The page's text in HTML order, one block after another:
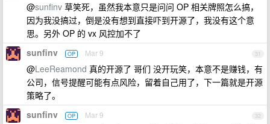
@sunfinv 草笑死，虽然我本意只是问问 OP 相关牌照怎么搞，
因为我没搞过，倒是没有想到直接吓到开源了，我没有这个意
思。另外 OP 的 vx 风控加不了
31
sunfinv OP Mar 9
@LeeReamond 真的开源了 哥们 没开玩笑，本意不是赚钱，有
公司，信号提醒可能有点风险，留着自己用了，下一篇就是开源
策略了。
32
sunfinv OP Mar 9